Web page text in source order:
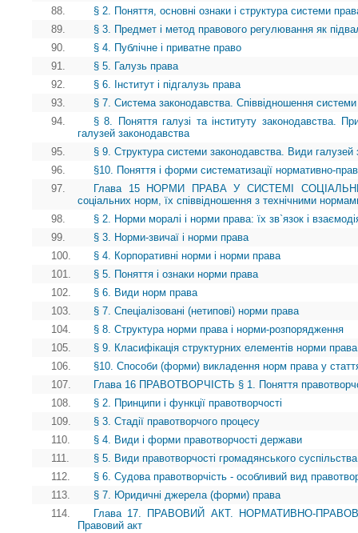
88.
§ 2. Поняття, основні ознаки і структура системи
89.
§ 3. Предмет і метод правового регулювання як
90.
§ 4. Публічне і приватне право
91.
§ 5. Галузь права
92.
§ 6. Інститут і підгалузь права
93.
§ 7. Система законодавства. Співвідношення
94.
§ 8. Поняття галузі та інституту законодавства.
галузей законодавства
95.
§ 9. Структура системи законодавства. Види галузей
96.
§10. Поняття і форми систематизації нормативно-
97.
Глава 15 НОРМИ ПРАВА У СИСТЕМІ
соціальних норм, їх співвідношення з технічними
98.
§ 2. Норми моралі і норми права: їх зв`язок і
99.
§ 3. Норми-звичаї і норми права
100.
§ 4. Корпоративні норми і норми права
101.
§ 5. Поняття і ознаки норми права
102.
§ 6. Види норм права
103.
§ 7. Спеціалізовані (нетипові) норми права
104.
§ 8. Структура норми права і норми-розпорядження
105.
§ 9. Класифікація структурних елементів норми
106.
§10. Способи (форми) викладення норм права у
107.
Глава 16 ПРАВОТВОРЧІСТЬ § 1. Поняття
108.
§ 2. Принципи і функції правотворчості
109.
§ 3. Стадії правотворчого процесу
110.
§ 4. Види і форми правотворчості держави
111.
§ 5. Види правотворчості громадянського суспільства
112.
§ 6. Судова правотворчість - особливий вид
113.
§ 7. Юридичні джерела (форми) права
114.
Глава 17. ПРАВОВИЙ АКТ. НОРМАТИВНО-
Правовий акт